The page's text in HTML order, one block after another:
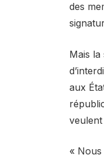
des
Mais la
aux
«